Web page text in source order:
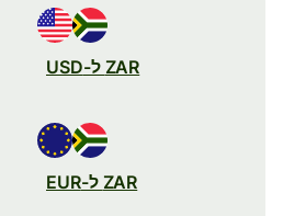
ZAR ל-USD
ZAR ל-EUR